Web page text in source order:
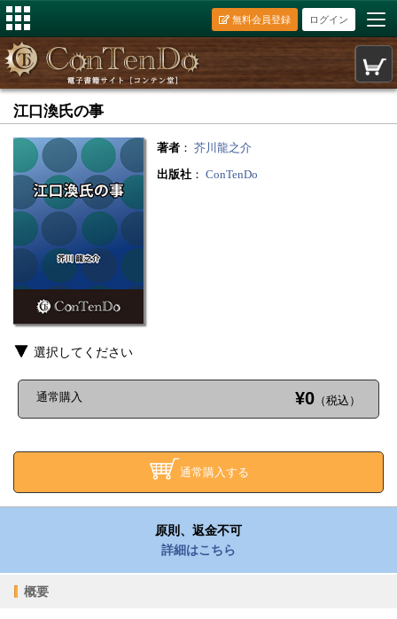
ログイン
無料会員登録
江口渙氏の事
著者 ： 芥川龍之介
出版社 ： ConTenDo
選択してください
通常購入 ¥0 （税込）
通常購入する
原則、返金不可
詳細はこちら
概要